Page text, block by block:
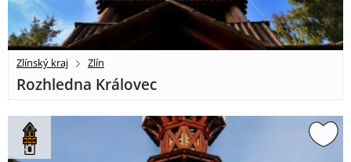
Zlínský kraj Zlín
Rozhledna Královec